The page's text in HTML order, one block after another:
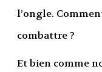
l’ongle.
combattre ?
Et bien comme